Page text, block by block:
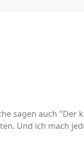
sagen auch
Und ich mach